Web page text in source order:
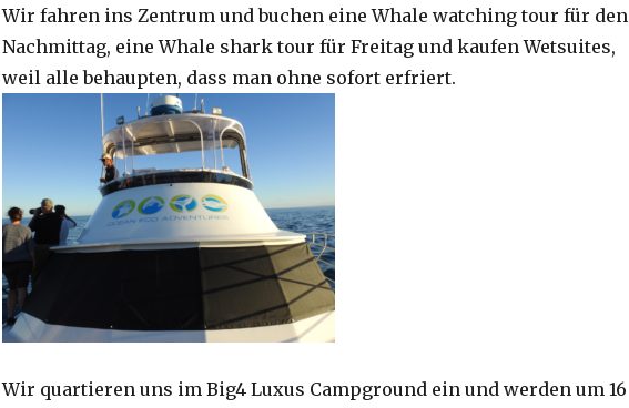
Wir fahren ins Zentrum und buchen eine Whale watching tour für den
Nachmittag, eine Whale shark tour für Freitag und kaufen Wetsuites,
weil alle behaupten, dass man ohne sofort erfriert.
Wir quartieren uns im Big4 Luxus Campground ein und werden um 16